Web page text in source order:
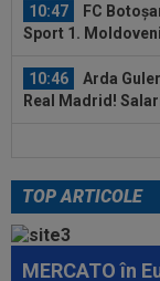
10:47
FC
Sport 1.
10:46
Arda
Real Madrid!
11:25
"Ce
Pitești a pus "sare
TOP ARTICOLE
MERCATO în